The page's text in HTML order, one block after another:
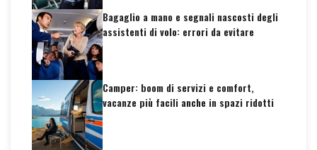
Bagaglio a mano e segnali nascosti degli
assistenti di volo: errori da evitare
Camper: boom di servizi e comfort,
vacanze più facili anche in spazi ridotti